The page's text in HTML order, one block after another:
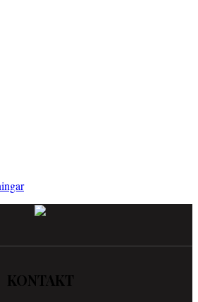
KONTAKT